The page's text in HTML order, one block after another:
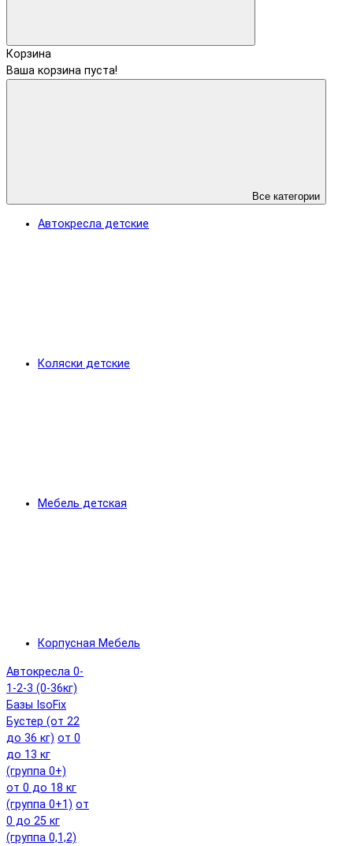
Корзина
Ваша корзина пуста!
Все категории
Автокресла детские
Коляски детские
Мебель детская
Корпусная Мебель
Автокресла 0-
1-2-3 (0-36кг)
Базы IsoFix
Бустер (от 22
до 36 кг) от 0
до 13 кг
(группа 0+)
от 0 до 18 кг
(группа 0+1) от
0 до 25 кг
(группа 0,1,2)